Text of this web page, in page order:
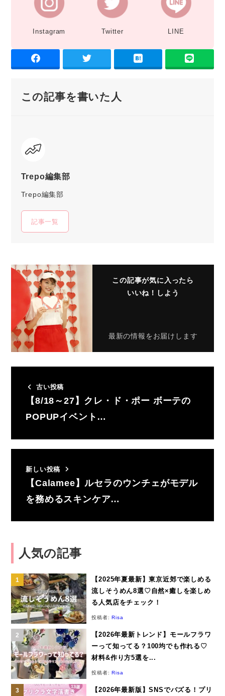
Instagram Twitter LINE
この記事を書いた人
Trepo編集部
Trepo編集部
記事一覧
この記事が気に入ったら
いいね！しよう
最新の情報をお届けします
古い投稿
【8/18～27】クレ・ド・ポー ボーテの
POPUPイベント…
新しい投稿
【Calamee】ルセラのウンチェがモデル
を務めるスキンケア…
人気の記事
【2025年夏最新】東京近郊で楽しめる
流しそうめん8選♡自然×癒しを楽しめ
る人気店をチェック！
投稿者: Risa
【2026年最新トレンド】モールフラワ
ーって知ってる？100均でも作れる♡
材料&作り方5選を...
投稿者: Risa
【2026年最新版】SNSでバズる！プリ